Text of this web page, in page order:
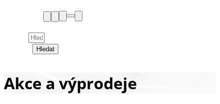
Hledat
Akce a výprodeje